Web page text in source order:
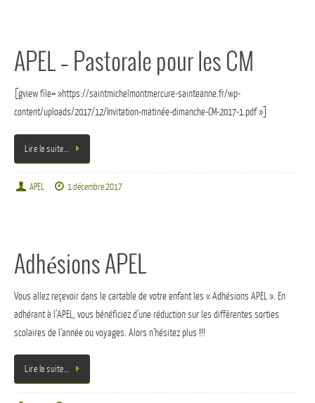
APEL – Pastorale pour les CM
[gview file= »https://saintmichelmontmercure-sainteanne.fr/wp-
content/uploads/2017/12/Invitation-matinée-dimanche-CM-2017-1.pdf »]
Lire la suite…
APEL 1 décembre 2017
Adhésions APEL
Vous allez reçevoir dans le cartable de votre enfant les « Adhésions APEL ». En
adhérant à l’APEL, vous bénéficiez d’une réduction sur les différentes sorties
scolaires de l’année ou voyages. Alors n’hésitez plus !!!
Lire la suite…